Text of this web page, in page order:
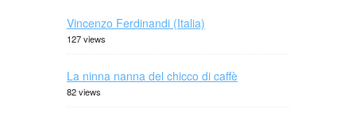
Vincenzo Ferdinandi (Italia)
127 views
La ninna nanna del chicco di caffè
82 views